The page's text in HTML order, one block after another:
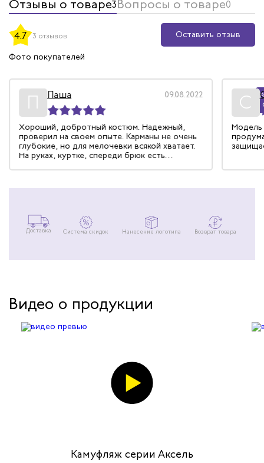
Отзывы о товаре3Вопросы о товаре0
4.7 3 отзывов
Оставить отзыв
Фото покупателей
П Паша 09.08.2022
Хороший, добротный костюм. Надежный,
проверил на своем опыте. Карманы не очень
глубокие, но для мелочевки всякой хватает.
На руках, куртке, спереди брюк есть
С
Модель
Доставка Система скидок Нанесение логотипа Возврат товара
Видео о продукции
Камуфляж серии Аксель